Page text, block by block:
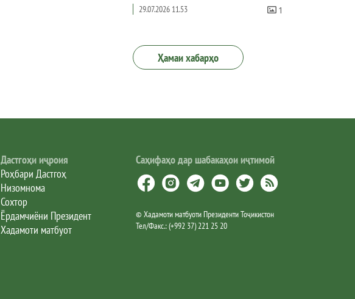
29.07.2026 11.53 1
Ҳамаи хабарҳо
Дастгоҳи иҷроия
Роҳбари Дастгоҳ
Низомнома
Сохтор
Ёрдамчиёни Президент
Хадамоти матбуот
Саҳифаҳо дар шабакаҳои иҷтимоӣ
© Хадамоти матбуоти Президенти Тоҷикистон
Тел/Факс.:(+992 37) 221 25 20